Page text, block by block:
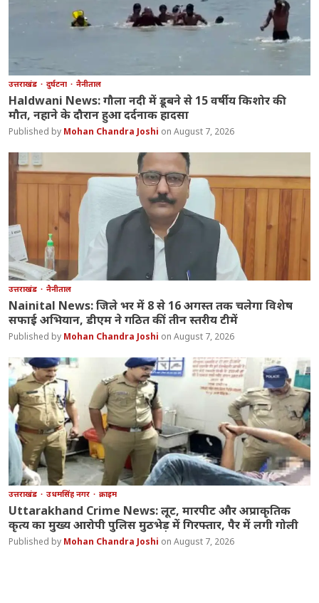
उत्तराखंड दुर्घटना नैनीताल
Haldwani News: गौला नदी में डूबने से 15 वर्षीय किशोर की
मौत, नहाने के दौरान हुआ दर्दनाक हादसा
Mohan Chandra Joshi August 7, 2026
उत्तराखंड नैनीताल
Nainital News: जिले भर में 8 से 16 अगस्त तक चलेगा विशेष
सफाई अभियान, डीएम ने गठित कीं तीन स्तरीय टीमें
Mohan Chandra Joshi August 7, 2026
उत्तराखंड उधमसिंह नगर क्राइम
Uttarakhand Crime News: लूट, मारपीट और अप्राकृतिक
कृत्य का मुख्य आरोपी पुलिस मुठभेड़ में गिरफ्तार, पैर में लगी गोली
Mohan Chandra Joshi August 7, 2026